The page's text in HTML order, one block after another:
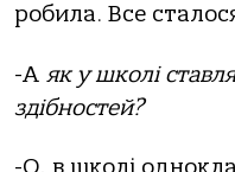
робила. Все
-Аяк у школі
здібностей?